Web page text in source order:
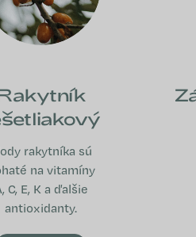
rakytníka sú
na vitamíny
C, E, K a ďalšie
antioxidanty.